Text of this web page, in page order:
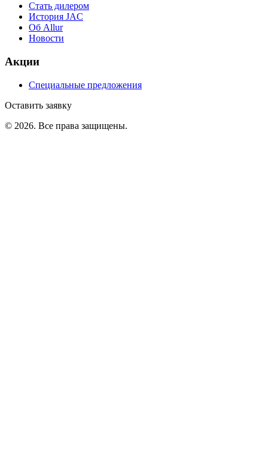
Стать дилером
История JAC
Об Allur
Новости
Акции
Специальные предложения
Оставить заявку
© 2026. Все права защищены.